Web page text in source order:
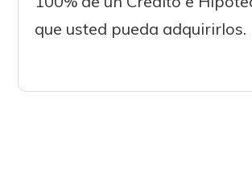
que usted pueda adquirirlos.